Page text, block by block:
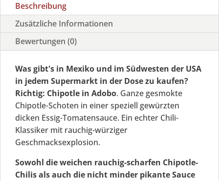
Beschreibung
Zusätzliche Informationen
Bewertungen (0)
Was gibt's in Mexiko und im Südwesten der USA
in jedem Supermarkt in der Dose zu kaufen?
Richtig: Chipotle in Adobo. Ganze gesmokte
Chipotle-Schoten in einer speziell gewürzten
dicken Essig-Tomatensauce. Ein echter Chili-
Klassiker mit rauchig-würziger
Geschmacksexplosion.
Sowohl die weichen rauchig-scharfen Chipotle-
Chilis als auch die nicht minder pikante Sauce